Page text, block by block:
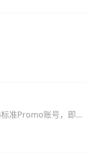
准Promo账号，即可